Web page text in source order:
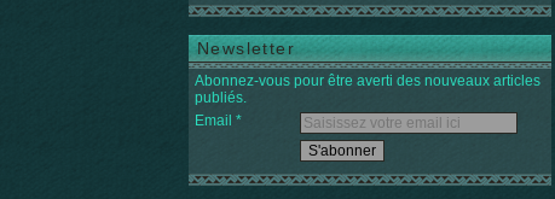
Newsletter
Abonnez-vous pour être averti des nouveaux articles
publiés.
Email